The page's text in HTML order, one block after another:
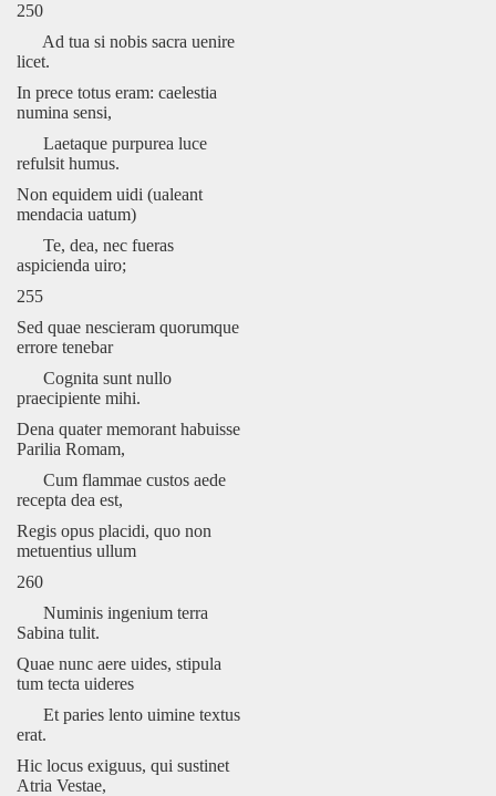
250
Ad tua si nobis sacra uenire
licet.
In prece totus eram: caelestia
numina sensi,
Laetaque purpurea luce
refulsit humus.
Non equidem uidi (ualeant
mendacia uatum)
Te, dea, nec fueras
aspicienda uiro;
255
Sed quae nescieram quorumque
errore tenebar
Cognita sunt nullo
praecipiente mihi.
Dena quater memorant habuisse
Parilia Romam,
Cum flammae custos aede
recepta dea est,
Regis opus placidi, quo non
metuentius ullum
260
Numinis ingenium terra
Sabina tulit.
Quae nunc aere uides, stipula
tum tecta uideres
Et paries lento uimine textus
erat.
Hic locus exiguus, qui sustinet
Atria Vestae,